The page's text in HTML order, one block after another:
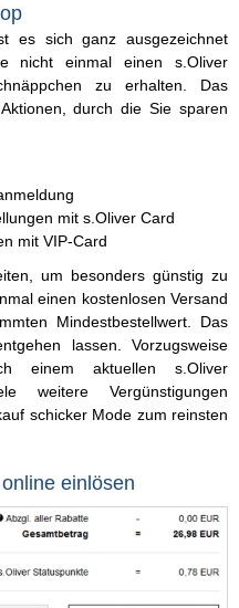
es sich ganz ausgezeichnet
nicht einmal einen s.Oliver
zu erhalten. Das
durch die Sie sparen
mit s.Oliver Card
mit VIP-Card
um besonders günstig zu
einen kostenlosen Versand
Mindestbestellwert. Das
lassen. Vorzugsweise
einem aktuellen s.Oliver
weitere Vergünstigungen
schicker Mode zum reinsten
einlösen